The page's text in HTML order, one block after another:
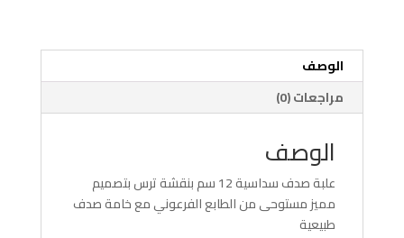
الوصف
مراجعات (0)
الوصف
علبة صدف سداسية 12 سم بنقشة ترس بتصميم
مميز مستوحى من الطابع الفرعوني مع خامة صدف
طبيعية